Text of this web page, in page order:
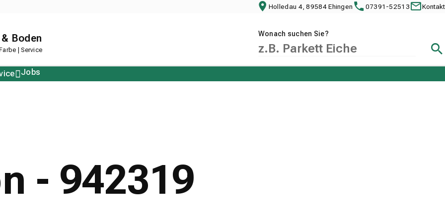
Holledau 4, 89584 Ehingen 07391-52513 Kontakt
Boden
| Service
Wonach suchen Sie?
Jobs
- 942319